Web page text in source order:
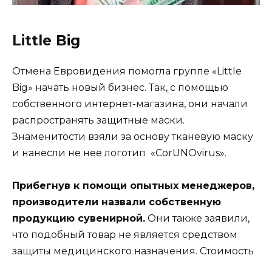
Little Big
Отмена Евровидения помогла группе «Little
Big» начать новый бизнес. Так, с помощью
собственного интернет-магазина, они начали
распространять защитные маски.
Знаменитости взяли за основу тканевую маску
и нанесли не нее логотип «CorUNOvirus».
Прибегнув к помощи опытных менеджеров,
производители назвали собственную
продукцию сувенирной. Они также заявили,
что подобный товар не является средством
защиты медицинского назначения. Стоимость